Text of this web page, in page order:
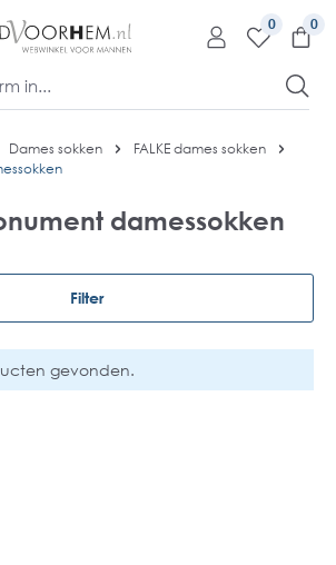
0
Dames sokken
FALKE dames sokken
damessokken
Filter
gevonden.